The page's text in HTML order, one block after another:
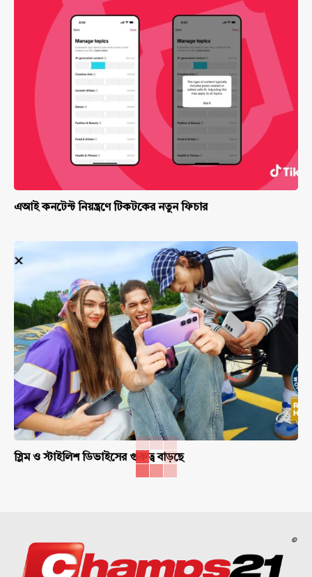
এআই কনটেন্ট নিয়ন্ত্রণে টিকটকের নতুন ফিচার
স্লিম ও স্টাইলিশ ডিভাইসের গুরুত্ব বাড়ছে
©